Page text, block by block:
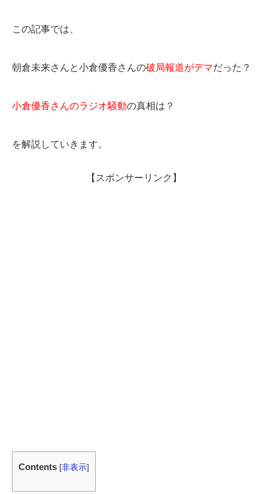
この記事では、
朝倉未来さんと小倉優香さんの破局報道がデマだった？
小倉優香さんのラジオ騒動の真相は？
を解説していきます。
【スポンサーリンク】
Contents [非表示]